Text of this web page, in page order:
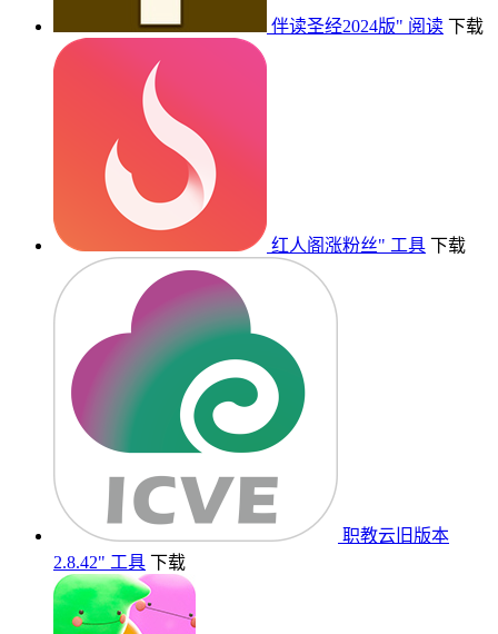
伴读圣经2024版" 阅读 下载
红人阁涨粉丝" 工具 下载
职教云旧版本
2.8.42" 工具 下载